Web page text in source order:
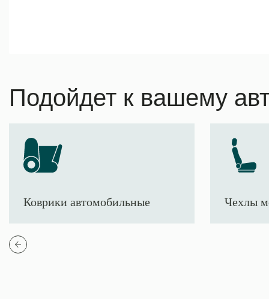
Подойдет к вашему
Коврики автомобильные Чехлы